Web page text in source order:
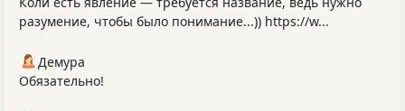
разумение, чтобы было понимание...)) https://w...
Демура
Обязательно!